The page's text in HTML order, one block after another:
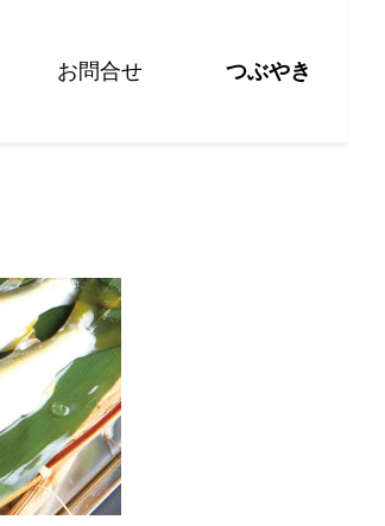
お問合せ つぶやき